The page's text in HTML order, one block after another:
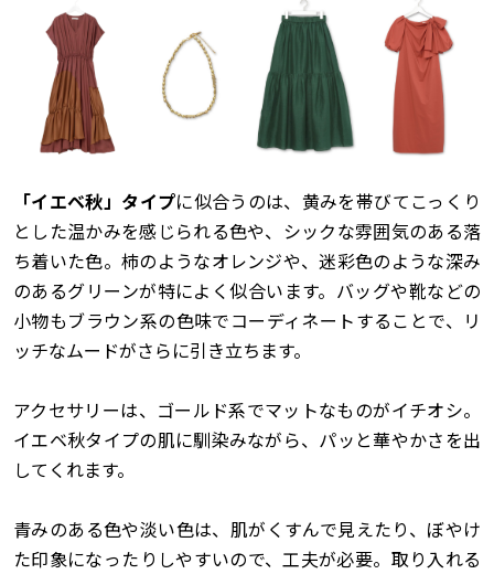
「イエベ秋」タイプに似合うのは、黄みを帯びてこっくり
とした温かみを感じられる色や、シックな雰囲気のある落
ち着いた色。柿のようなオレンジや、迷彩色のような深み
のあるグリーンが特によく似合います。バッグや靴などの
小物もブラウン系の色味でコーディネートすることで、リ
ッチなムードがさらに引き立ちます。
アクセサリーは、ゴールド系でマットなものがイチオシ。
イエベ秋タイプの肌に馴染みながら、パッと華やかさを出
してくれます。
青みのある色や淡い色は、肌がくすんで見えたり、ぼやけ
た印象になったりしやすいので、工夫が必要。取り入れる